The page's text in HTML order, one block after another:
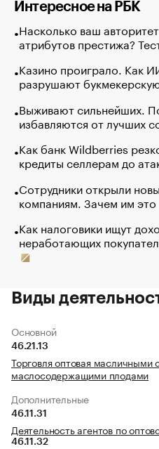
Интересное на РБК
Насколько ваш
атрибутов престижа?
Казино проиграло. Как
разрушают
Выживают сильнейших.
избавляются от лучших
Как банк Wildberries
кредиты селлерам до
Сотрудники открыли
компаниям. Зачем им это
Как налоговики ищут
неработающих
Виды
Основной
46.21.13
Торговля оптовая масличными
маслосодержащими плодами
Дополнительные
46.11.31
Деятельность агентов по
46.11.32